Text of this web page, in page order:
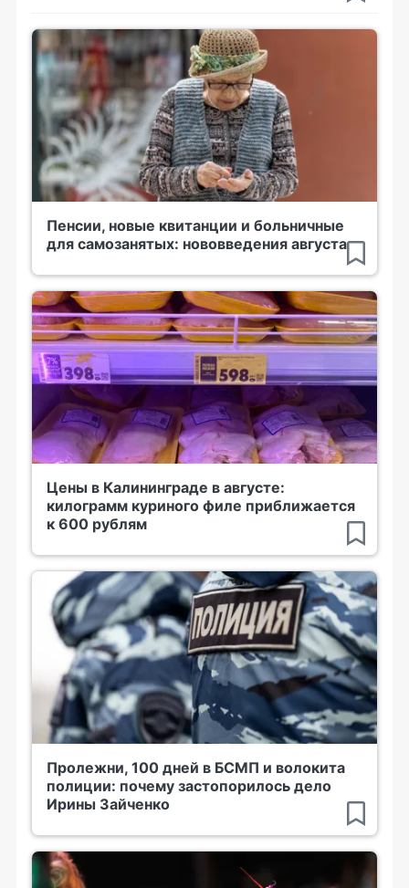
Пенсии, новые квитанции и больничные
для самозанятых: нововведения августа
Цены в Калининграде в августе:
килограмм куриного филе приближается
к 600 рублям
Пролежни, 100 дней в БСМП и волокита
полиции: почему застопорилось дело
Ирины Зайченко